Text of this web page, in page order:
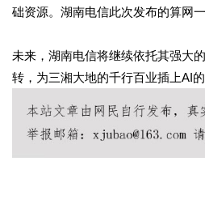
础资源。湖南电信此次发布的算网
未来，湖南电信将继续依托其强大
转，为三湘大地的千行百业插上AI